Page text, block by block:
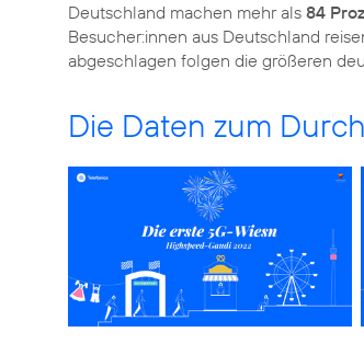
Deutschland machen mehr als 84
Besucher:innen aus Deutschland
abgeschlagen folgen die größeren
Die Daten zum